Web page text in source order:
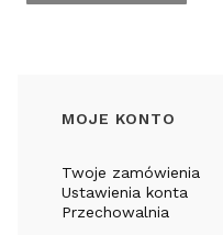
Linki w stopce
MOJE KONTO
Twoje zamówienia
Ustawienia konta
Przechowalnia